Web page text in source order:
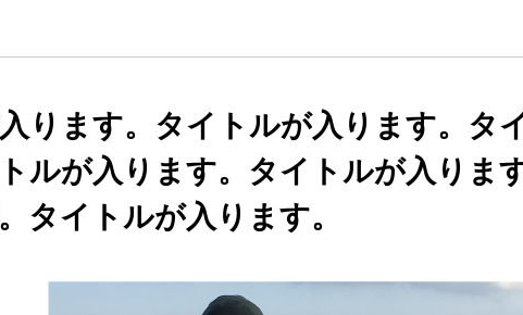
ります。タイトルが入ります。タ
ルが入ります。タイトルが入りま
タイトルが入ります。